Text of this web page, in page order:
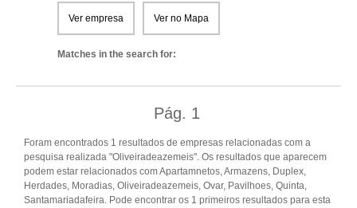
Ver empresa Ver no Mapa
Matches in the search for:
Pág. 1
Foram encontrados 1 resultados de empresas relacionadas com a
pesquisa realizada "Oliveiradeazemeis". Os resultados que aparecem
podem estar relacionados com Apartamnetos, Armazens, Duplex,
Herdades, Moradias, Oliveiradeazemeis, Ovar, Pavilhoes, Quinta,
Santamariadafeira. Pode encontrar os 1 primeiros resultados para esta